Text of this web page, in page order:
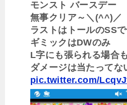
モンスト バースデー
無事クリア～＼(^^)／
ラストはトールのSS
ギミックはDWのみ
L字にも張られる場合
ダメージは当たって
pic.twitter.com/